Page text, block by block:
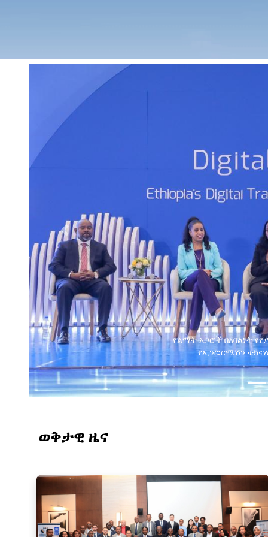
Previous
ወቅታዊ ዜና